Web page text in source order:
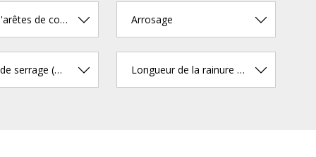
Nombre d'arêtes de coupe Arrosage
Diamètre de serrage (mm) Longueur de la rainure à copeaux (mm)